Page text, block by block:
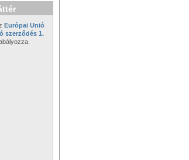
Európai Unió
szerződés 1.